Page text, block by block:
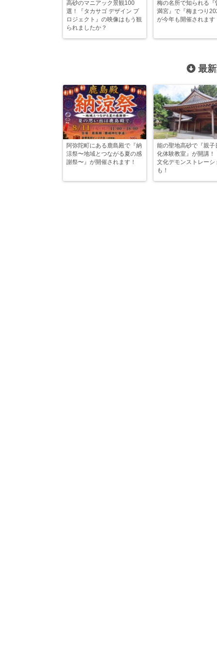
高砂のマニアック景観100
選！『タカサゴ デザイン プ
ロジェクト』の映像はもう観
られましたか？
梅の名所で知られる『
満宮』で『梅まつり
が今年も開催されます
最
阿弥陀町にある鹿島殿で『納
涼祭〜地域とつながる夏の感
謝祭〜』が開催されます！
能の聖地高砂で『親子
化体験教室』が開講！
文化デモンストレーシ
も！